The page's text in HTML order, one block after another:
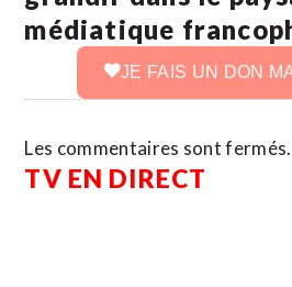
médiatique
JE FAIS UN DON
Les commentaires sont fermés.
TV EN DIRECT